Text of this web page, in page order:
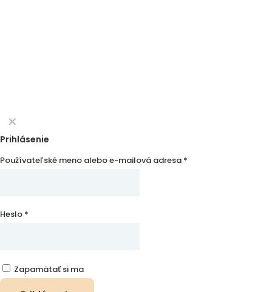
✕
Prihlásenie
Používateľské meno alebo e-mailová adresa *
Heslo *
Zapamätať si ma